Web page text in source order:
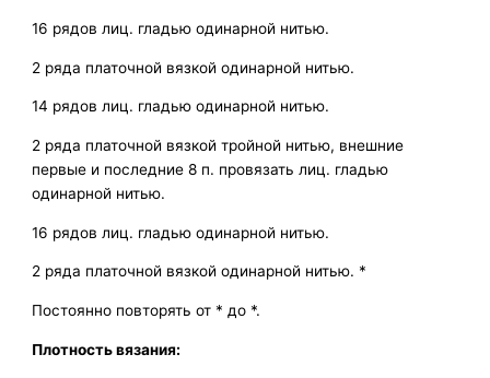
16 рядов лиц. гладью одинарной нитью.
2 ряда платочной вязкой одинарной нитью.
14 рядов лиц. гладью одинарной нитью.
2 ряда платочной вязкой тройной нитью, внешние
первые и последние 8 п. провязать лиц. гладью
одинарной нитью.
16 рядов лиц. гладью одинарной нитью.
2 ряда платочной вязкой одинарной нитью. *
Постоянно повторять от * до *.
Плотность вязания: